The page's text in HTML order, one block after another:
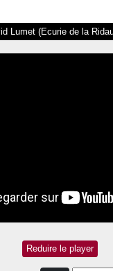
Lumet (Ecurie de la